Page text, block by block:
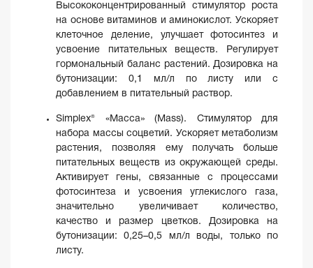
Высококонцентрированный стимулятор роста
на основе витаминов и аминокислот. Ускоряет
клеточное деление, улучшает фотосинтез и
усвоение питательных веществ. Регулирует
гормональный баланс растений. Дозировка на
бутонизации: 0,1 мл/л по листу или с
добавлением в питательный раствор.
Simplex® «Масса» (Mass). Стимулятор для
набора массы соцветий. Ускоряет метаболизм
растения, позволяя ему получать больше
питательных веществ из окружающей среды.
Активирует гены, связанные с процессами
фотосинтеза и усвоения углекислого газа,
значительно увеличивает количество,
качество и размер цветков. Дозировка на
бутонизации: 0,25–0,5 мл/л воды, только по
листу.